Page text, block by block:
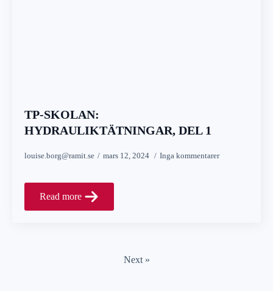
TP-SKOLAN:
HYDRAULIKTÄTNINGAR, DEL 1
louise.borg@ramit.se mars 12, 2024 Inga kommentarer
Read more
Next »